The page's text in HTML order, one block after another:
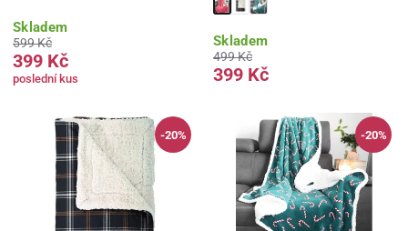
Skladem
599 Kč
399 Kč
poslední kus
Skladem
499 Kč
399 Kč
-20% -20%